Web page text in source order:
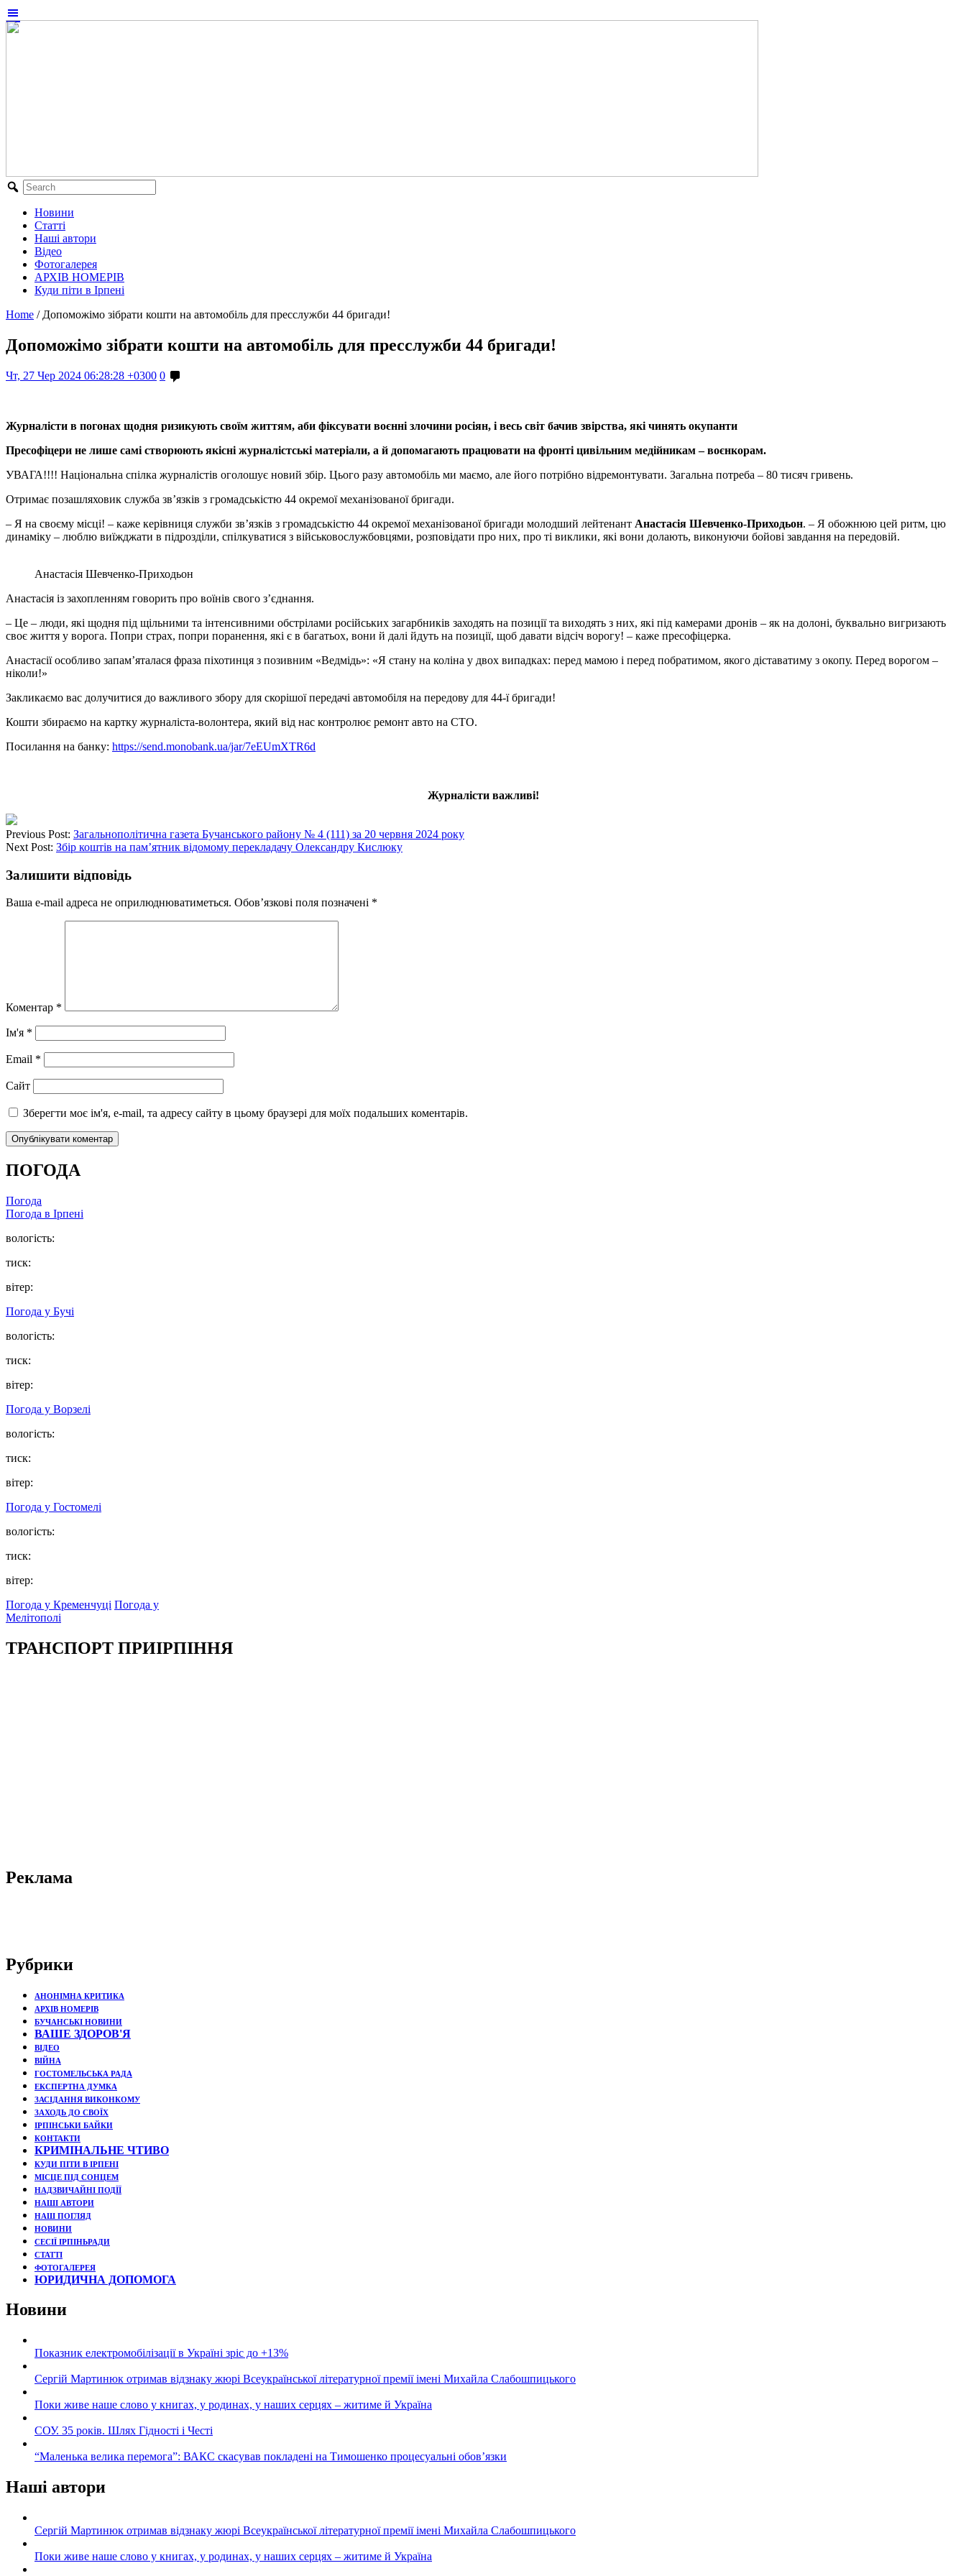
Новини
Статті
Наші автори
Відео
Фотогалерея
АРХІВ НОМЕРІВ
Куди піти в Ірпені
Home / Допоможімо зібрати кошти на автомобіль для пресслужби 44 бригади!
Допоможімо зібрати кошти на автомобіль для пресслужби 44 бригади!
Чт, 27 Чер 2024 06:28:28 +0300 0
Журналісти в погонах щодня ризикують своїм життям, аби фіксувати воєнні злочини росіян, і весь світ бачив звірства, які чинять окупанти
Пресофіцери не лише самі створюють якісні журналістські матеріали, а й допомагають працювати на фронті цивільним медійникам – воєнкорам.
УВАГА!!!! Національна спілка журналістів оголошує новий збір. Цього разу автомобіль ми маємо, але його потрібно відремонтувати. Загальна потреба – 80 тисяч гривень.
Отримає позашляховик служба зв’язків з громадськістю 44 окремої механізованої бригади.
– Я на своєму місці! – каже керівниця служби зв’язків з громадськістю 44 окремої механізованої бригади молодший лейтенант Анастасія Шевченко-Приходьон. – Я обожнюю цей ритм, цю
динаміку – люблю виїжджати в підрозділи, спілкуватися з військовослужбовцями, розповідати про них, про ті виклики, які вони долають, виконуючи бойові завдання на передовій.
Анастасія Шевченко-Приходьон
Анастасія із захопленням говорить про воїнів свого з’єднання.
– Це – люди, які щодня під щільними та інтенсивними обстрілами російських загарбників заходять на позиції та виходять з них, які під камерами дронів – як на долоні, буквально вигризають
своє життя у ворога. Попри страх, попри поранення, які є в багатьох, вони й далі йдуть на позиції, щоб давати відсіч ворогу! – каже пресофіцерка.
Анастасії особливо запам’яталася фраза піхотинця з позивним «Ведмідь»: «Я стану на коліна у двох випадках: перед мамою і перед побратимом, якого діставатиму з окопу. Перед ворогом –
ніколи!»
Закликаємо вас долучитися до важливого збору для скорішої передачі автомобіля на передову для 44-ї бригади!
Кошти збираємо на картку журналіста-волонтера, який від нас контролює ремонт авто на СТО.
Посилання на банку: https://send.monobank.ua/jar/7eEUmXTR6d
Журналісти важливі!
Previous Post: Загальнополітична газета Бучанського району № 4 (111) за 20 червня 2024 року
Next Post: Збір коштів на пам’ятник відомому перекладачу Олександру Кислюку
Залишити відповідь
Ваша e-mail адреса не оприлюднюватиметься. Обов’язкові поля позначені *
Коментар *
Ім'я *
Email *
Сайт
Зберегти моє ім'я, e-mail, та адресу сайту в цьому браузері для моїх подальших коментарів.
ПОГОДА
Погода
Погода в Ірпені
вологість:
тиск:
вітер:
Погода у Бучі
вологість:
тиск:
вітер:
Погода у Ворзелі
вологість:
тиск:
вітер:
Погода у Гостомелі
вологість:
тиск:
вітер:
Погода у Кременчуці Погода у
Мелітополі
ТРАНСПОРТ ПРИІРПІННЯ
Реклама
Рубрики
АНОНІМНА КРИТИКА
АРХІВ НОМЕРІВ
БУЧАНСЬКІ НОВИНИ
ВАШЕ ЗДОРОВ'Я
ВІДЕО
ВІЙНА
ГОСТОМЕЛЬСЬКА РАДА
ЕКСПЕРТНА ДУМКА
ЗАСІДАННЯ ВИКОНКОМУ
ЗАХОДЬ ДО СВОЇХ
ІРПІНСЬКИ БАЙКИ
КОНТАКТИ
КРИМІНАЛЬНЕ ЧТИВО
КУДИ ПІТИ В ІРПЕНІ
МІСЦЕ ПІД СОНЦЕМ
НАДЗВИЧАЙНІ ПОДЇЇ
НАШІ АВТОРИ
НАШ ПОГЛЯД
НОВИНИ
СЕСІЇ ІРПІНЬРАДИ
СТАТТІ
ФОТОГАЛЕРЕЯ
ЮРИДИЧНА ДОПОМОГА
Новини
Показник електромобілізації в Україні зріс до +13%
Сергій Мартинюк отримав відзнаку жюрі Всеукраїнської літературної премії імені Михайла Слабошпицького
Поки живе наше слово у книгах, у родинах, у наших серцях – житиме й Україна
СОУ. 35 років. Шлях Гідності і Честі
“Маленька велика перемога”: ВАКС скасував покладені на Тимошенко процесуальні обов’язки
Наші автори
Сергій Мартинюк отримав відзнаку жюрі Всеукраїнської літературної премії імені Михайла Слабошпицького
Поки живе наше слово у книгах, у родинах, у наших серцях – житиме й Україна